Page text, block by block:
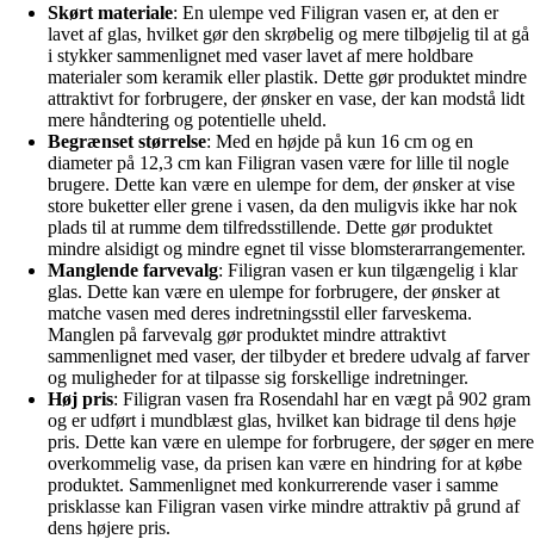
Skørt materiale: En ulempe ved Filigran vasen er, at den er
lavet af glas, hvilket gør den skrøbelig og mere tilbøjelig til at gå
i stykker sammenlignet med vaser lavet af mere holdbare
materialer som keramik eller plastik. Dette gør produktet mindre
attraktivt for forbrugere, der ønsker en vase, der kan modstå lidt
mere håndtering og potentielle uheld.
Begrænset størrelse: Med en højde på kun 16 cm og en
diameter på 12,3 cm kan Filigran vasen være for lille til nogle
brugere. Dette kan være en ulempe for dem, der ønsker at vise
store buketter eller grene i vasen, da den muligvis ikke har nok
plads til at rumme dem tilfredsstillende. Dette gør produktet
mindre alsidigt og mindre egnet til visse blomsterarrangementer.
Manglende farvevalg: Filigran vasen er kun tilgængelig i klar
glas. Dette kan være en ulempe for forbrugere, der ønsker at
matche vasen med deres indretningsstil eller farveskema.
Manglen på farvevalg gør produktet mindre attraktivt
sammenlignet med vaser, der tilbyder et bredere udvalg af farver
og muligheder for at tilpasse sig forskellige indretninger.
Høj pris: Filigran vasen fra Rosendahl har en vægt på 902 gram
og er udført i mundblæst glas, hvilket kan bidrage til dens høje
pris. Dette kan være en ulempe for forbrugere, der søger en mere
overkommelig vase, da prisen kan være en hindring for at købe
produktet. Sammenlignet med konkurrerende vaser i samme
prisklasse kan Filigran vasen virke mindre attraktiv på grund af
dens højere pris.